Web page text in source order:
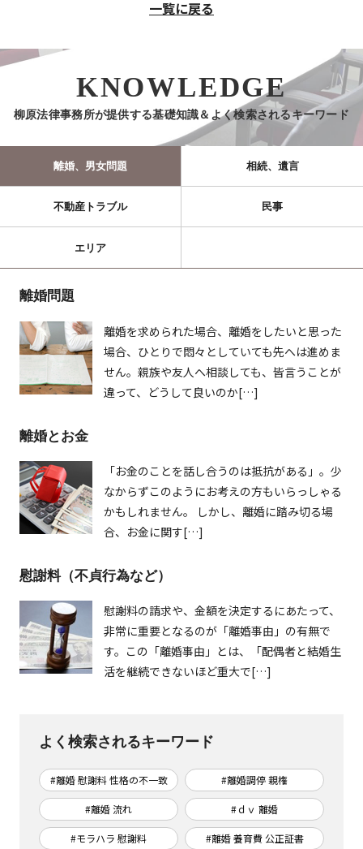
一覧に戻る
KNOWLEDGE
柳原法律事務所が提供する基礎知識＆よく検索されるキーワード
離婚、男女問題 相続、遺言
不動産トラブル 民事
エリア
離婚問題
離婚を求められた場合、離婚をしたいと思った
場合、ひとりで悶々としていても先へは進めま
せん。親族や友人へ相談しても、皆言うことが
違って、どうして良いのか[…]
離婚とお金
「お金のことを話し合うのは抵抗がある」。少
なからずこのようにお考えの方もいらっしゃる
かもしれません。 しかし、離婚に踏み切る場
合、お金に関す[…]
慰謝料（不貞行為など）
慰謝料の請求や、金額を決定するにあたって、
非常に重要となるのが「離婚事由」の有無で
す。この「離婚事由」とは、「配偶者と結婚生
活を継続できないほど重大で[…]
よく検索されるキーワード
#離婚 慰謝料 性格の不一致 #離婚調停 親権
#離婚 流れ #ｄｖ 離婚
#モラハラ 慰謝料 #離婚 養育費 公正証書